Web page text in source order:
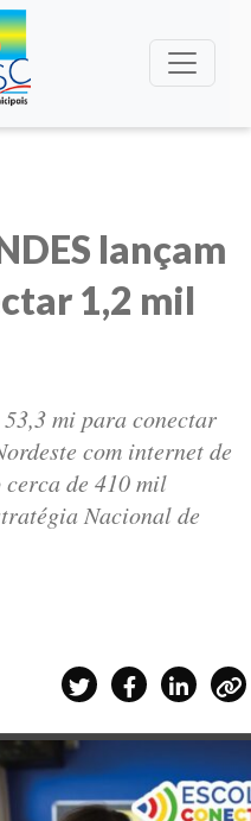
lançam
1,2 mil
mi para conectar
com internet de
de 410 mil
Nacional de